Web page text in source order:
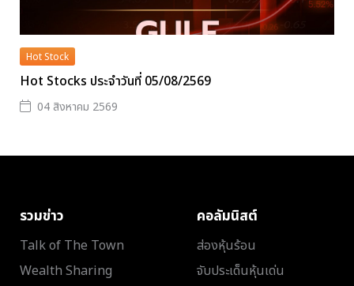
Hot Stock
Hot Stocks ประจำวันที่ 05/08/2569
04 สิงหาคม 2569
รวมข่าว
Talk of The Town
Wealth Sharing
คอลัมนิสต์
ส่องหุ้นร้อน
จับประเด็นหุ้นเด่น